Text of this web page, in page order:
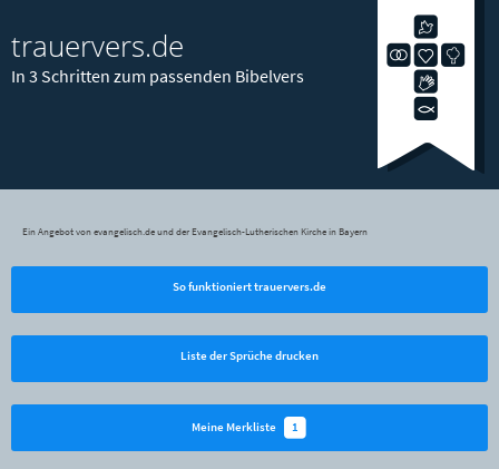
trauervers.de
In 3 Schritten zum passenden Bibelvers
Ein Angebot von evangelisch.de und der Evangelisch-Lutherischen Kirche in Bayern
So funktioniert trauervers.de
Liste der Sprüche drucken
Meine Merkliste 1